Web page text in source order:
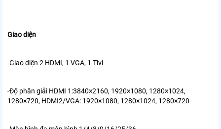
Giao diện
-Giao diện 2 HDMI, 1 VGA, 1 Tivi
-Độ phân giải HDMI 1:3840×2160, 1920×1080, 1280×1024,
1280×720, HDMI2/VGA: 1920×1080, 1280×1024, 1280×720